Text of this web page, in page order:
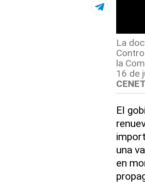
La
la
16 de
El
una
en